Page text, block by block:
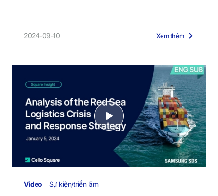
2024-09-10 Xem thêm
V
i
d
s
Video Sự kiện/triển lãm